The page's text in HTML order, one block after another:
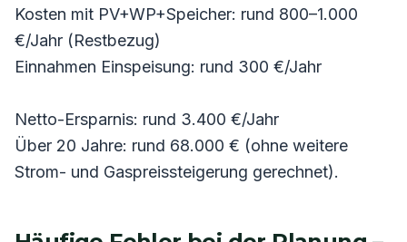
Kosten mit PV+WP+Speicher: rund 800–1.000
€/Jahr (Restbezug)
Einnahmen Einspeisung: rund 300 €/Jahr
Netto-Ersparnis: rund 3.400 €/Jahr
Über 20 Jahre: rund 68.000 € (ohne weitere
Strom- und Gaspreissteigerung gerechnet).